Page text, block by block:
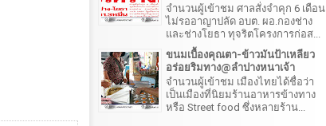
จำนวนผู้เข้าชม ศาลสั่งจำคุก 6 เดือน
ไม่รออาญาปลัด อบต. ผอ.กองช่าง
และช่างโยธา ทุจริตโครงการก่อส...
ขนมเบื้องคุณตา-ข้าวมันป้าเหลียว
อร่อยริมทาง@ลำปางหนาเจ้า
จำนวนผู้เข้าชม เมืองไทยได้ชื่อว่า
เป็นเมืองที่นิยมร้านอาหารข้างทาง
หรือ Street food ซึ่งหลายร้าน...